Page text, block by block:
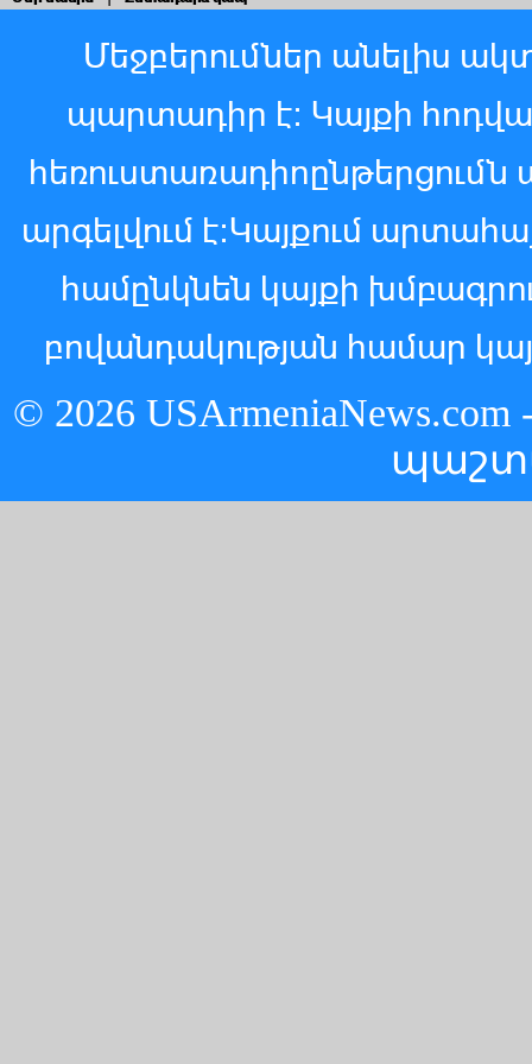
Մեջբերումներ անելիս
պարտադիր է: Կայքի
հեռուստառադիոընթերցումն
արգելվում է:Կայքում
համընկնեն կայքի
բովանդակության համար
© 2026